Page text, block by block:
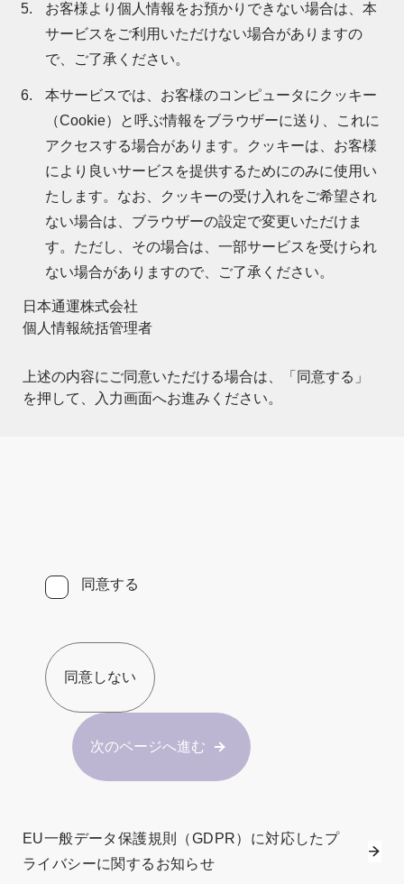
お客様より個人情報をお預かりできない場合は、本
サービスをご利用いただけない場合がありますの
で、ご了承ください。
本サービスでは、お客様のコンピュータにクッキー
（Cookie）と呼ぶ情報をブラウザーに送り、これに
アクセスする場合があります。クッキーは、お客様
により良いサービスを提供するためにのみに使用い
たします。なお、クッキーの受け入れをご希望され
ない場合は、ブラウザーの設定で変更いただけま
す。ただし、その場合は、一部サービスを受けられ
ない場合がありますので、ご了承ください。
日本通運株式会社
個人情報統括管理者
上述の内容にご同意いただける場合は、「同意する」
を押して、入力画面へお進みください。
同意する
同意しない
次のページへ進む
EU一般データ保護規則（GDPR）に対応したプ
ライバシーに関するお知らせ